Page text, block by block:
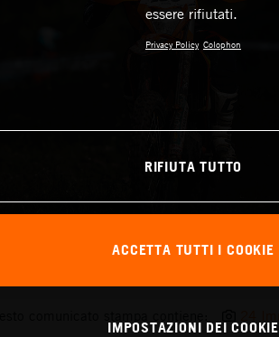
essere rifiutati.
Privacy Policy Colophon
RIFIUTA TUTTO
ACCETTA TUTTI I COOKIE
IMPOSTAZIONI DEI COOKIE